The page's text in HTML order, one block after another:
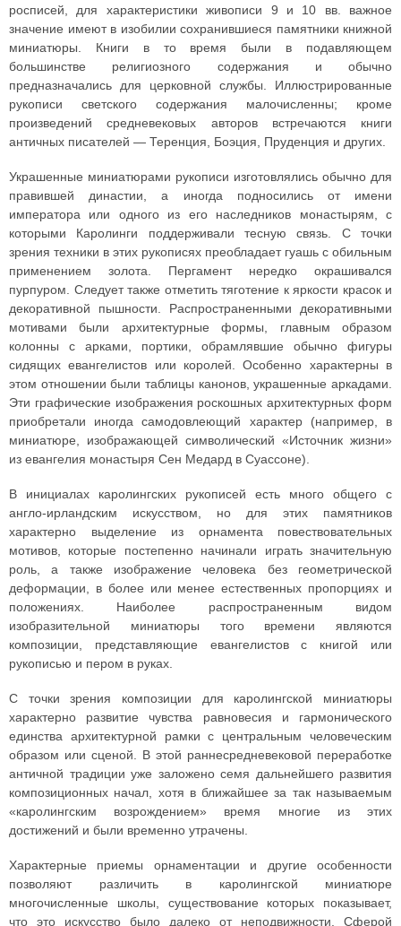
росписей, для характеристики живописи 9 и 10 вв. важное
значение имеют в изобилии сохранившиеся памятники книжной
миниатюры. Книги в то время были в подавляющем
большинстве религиозного содержания и обычно
предназначались для церковной службы. Иллюстрированные
рукописи светского содержания малочисленны; кроме
произведений средневековых авторов встречаются книги
античных писателей — Теренция, Боэция, Пруденция и других.
Украшенные миниатюрами рукописи изготовлялись обычно для
правившей династии, а иногда подносились от имени
императора или одного из его наследников монастырям, с
которыми Каролинги поддерживали тесную связь. С точки
зрения техники в этих рукописях преобладает гуашь с обильным
применением золота. Пергамент нередко окрашивался
пурпуром. Следует также отметить тяготение к яркости красок и
декоративной пышности. Распространенными декоративными
мотивами были архитектурные формы, главным образом
колонны с арками, портики, обрамлявшие обычно фигуры
сидящих евангелистов или королей. Особенно характерны в
этом отношении были таблицы канонов, украшенные аркадами.
Эти графические изображения роскошных архитектурных форм
приобретали иногда самодовлеющий характер (например, в
миниатюре, изображающей символический «Источник жизни»
из евангелия монастыря Сен Медард в Суассоне).
В инициалах каролингских рукописей есть много общего с
англо-ирландским искусством, но для этих памятников
характерно выделение из орнамента повествовательных
мотивов, которые постепенно начинали играть значительную
роль, а также изображение человека без геометрической
деформации, в более или менее естественных пропорциях и
положениях. Наиболее распространенным видом
изобразительной миниатюры того времени являются
композиции, представляющие евангелистов с книгой или
рукописью и пером в руках.
С точки зрения композиции для каролингской миниатюры
характерно развитие чувства равновесия и гармонического
единства архитектурной рамки с центральным человеческим
образом или сценой. В этой раннесредневековой переработке
античной традиции уже заложено семя дальнейшего развития
композиционных начал, хотя в ближайшее за так называемым
«каролингским возрождением» время многие из этих
достижений и были временно утрачены.
Характерные приемы орнаментации и другие особенности
позволяют различить в каролингской миниатюре
многочисленные школы, существование которых показывает,
что это искусство было далеко от неподвижности. Сферой